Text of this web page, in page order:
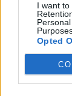
I want to
Opted